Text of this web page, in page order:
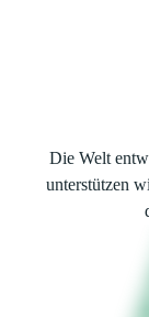
Die Welt
unterstützen